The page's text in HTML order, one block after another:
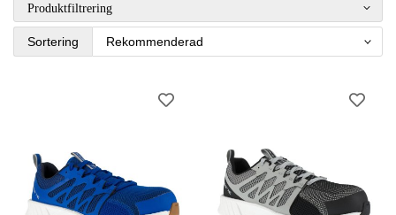
Produktfiltrering
Sortering